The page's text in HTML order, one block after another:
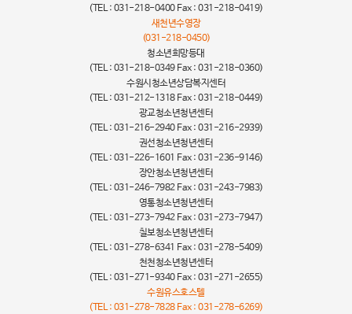
(TEL : 031-218-0400 Fax : 031-218-0419)
새천년수영장
(031-218-0450)
청소년희망등대
(TEL : 031-218-0349 Fax : 031-218-0360)
수원시청소년상담복지센터
(TEL : 031-212-1318 Fax : 031-218-0449)
광교청소년청년센터
(TEL : 031-216-2940 Fax : 031-216-2939)
권선청소년청년센터
(TEL : 031-226-1601 Fax : 031-236-9146)
장안청소년청년센터
(TEL : 031-246-7982 Fax : 031-243-7983)
영통청소년청년센터
(TEL : 031-273-7942 Fax : 031-273-7947)
칠보청소년청년센터
(TEL : 031-278-6341 Fax : 031-278-5409)
천천청소년청년센터
(TEL : 031-271-9340 Fax : 031-271-2655)
수원유스호스텔
(TEL : 031-278-7828 Fax : 031-278-6269)